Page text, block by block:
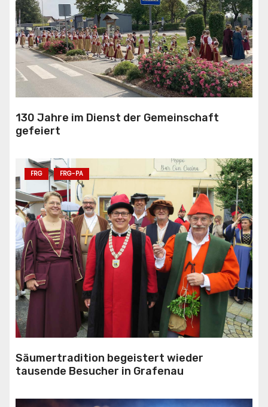
130 Jahre im Dienst der Gemeinschaft
gefeiert
FRG FRG-PA
Säumertradition begeistert wieder
tausende Besucher in Grafenau